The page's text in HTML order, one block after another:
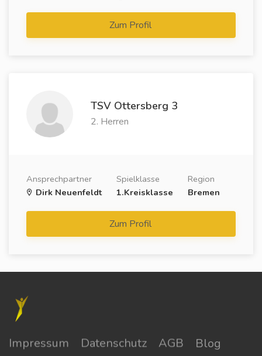
Zum Profil
TSV Ottersberg 3
2. Herren
Ansprechpartner
Dirk Neuenfeldt
Spielklasse
1.Kreisklasse
Region
Bremen
Zum Profil
Impressum Datenschutz AGB
Blog